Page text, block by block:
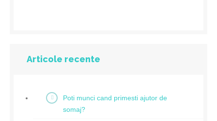
Articole recente
Poti munci cand primesti ajutor de
somaj?